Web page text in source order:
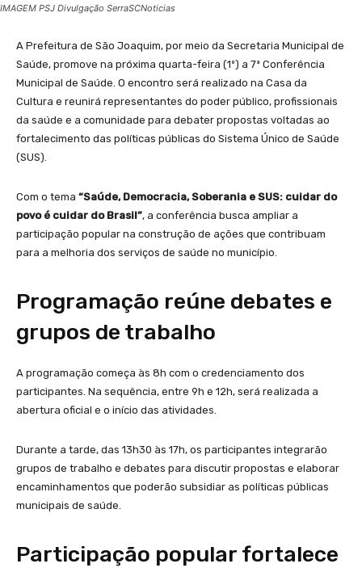
IMAGEM PSJ Divulgação SerraSCNoticias
A Prefeitura de São Joaquim, por meio da Secretaria Municipal de
Saúde, promove na próxima quarta-feira (1º) a 7ª Conferência
Municipal de Saúde. O encontro será realizado na Casa da
Cultura e reunirá representantes do poder público, profissionais
da saúde e a comunidade para debater propostas voltadas ao
fortalecimento das políticas públicas do Sistema Único de Saúde
(SUS).
Com o tema “Saúde, Democracia, Soberania e SUS: cuidar do
povo é cuidar do Brasil”, a conferência busca ampliar a
participação popular na construção de ações que contribuam
para a melhoria dos serviços de saúde no município.
Programação reúne debates e
grupos de trabalho
A programação começa às 8h com o credenciamento dos
participantes. Na sequência, entre 9h e 12h, será realizada a
abertura oficial e o início das atividades.
Durante a tarde, das 13h30 às 17h, os participantes integrarão
grupos de trabalho e debates para discutir propostas e elaborar
encaminhamentos que poderão subsidiar as políticas públicas
municipais de saúde.
Participação popular fortalece